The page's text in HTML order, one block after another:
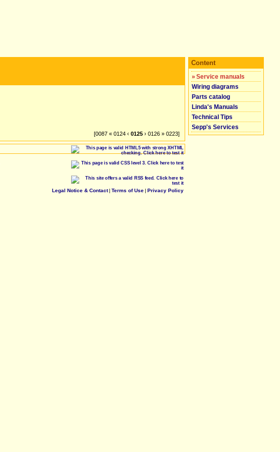
[0087 « 0124 ‹ 0125 › 0126 » 0223]
Content
» Service manuals
Wiring diagrams
Parts catalog
Linda's Manuals
Technical Tips
Sepp's Services
Legal Notice & Contact| Terms of Use| Privacy Policy